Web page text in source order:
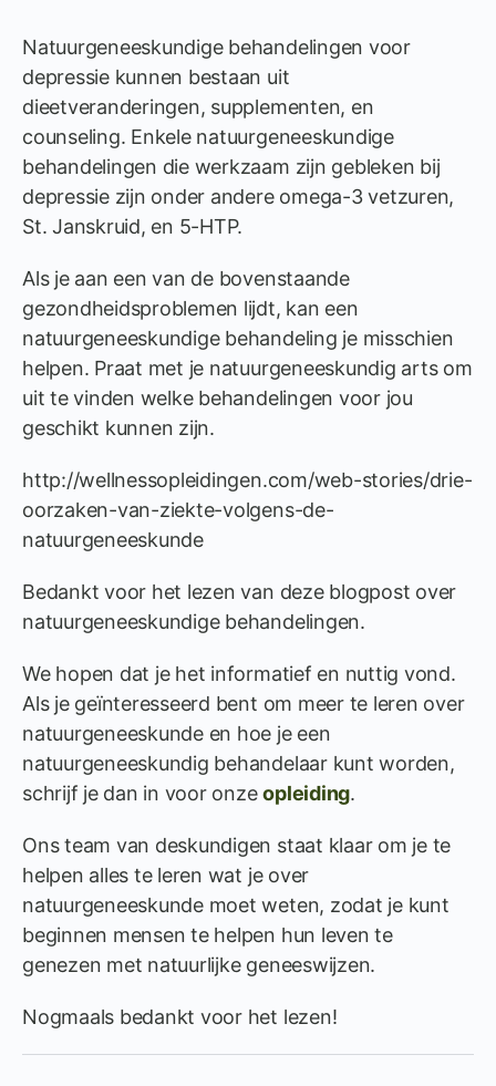
Natuurgeneeskundige behandelingen voor
depressie kunnen bestaan uit
dieetveranderingen, supplementen, en
counseling. Enkele natuurgeneeskundige
behandelingen die werkzaam zijn gebleken bij
depressie zijn onder andere omega-3 vetzuren,
St. Janskruid, en 5-HTP.
Als je aan een van de bovenstaande
gezondheidsproblemen lijdt, kan een
natuurgeneeskundige behandeling je misschien
helpen. Praat met je natuurgeneeskundig arts om
uit te vinden welke behandelingen voor jou
geschikt kunnen zijn.
http://wellnessopleidingen.com/web-stories/drie-
oorzaken-van-ziekte-volgens-de-
natuurgeneeskunde
Bedankt voor het lezen van deze blogpost over
natuurgeneeskundige behandelingen.
We hopen dat je het informatief en nuttig vond.
Als je geïnteresseerd bent om meer te leren over
natuurgeneeskunde en hoe je een
natuurgeneeskundig behandelaar kunt worden,
schrijf je dan in voor onzeopleiding.
Ons team van deskundigen staat klaar om je te
helpen alles te leren wat je over
natuurgeneeskunde moet weten, zodat je kunt
beginnen mensen te helpen hun leven te
genezen met natuurlijke geneeswijzen.
Nogmaals bedankt voor het lezen!